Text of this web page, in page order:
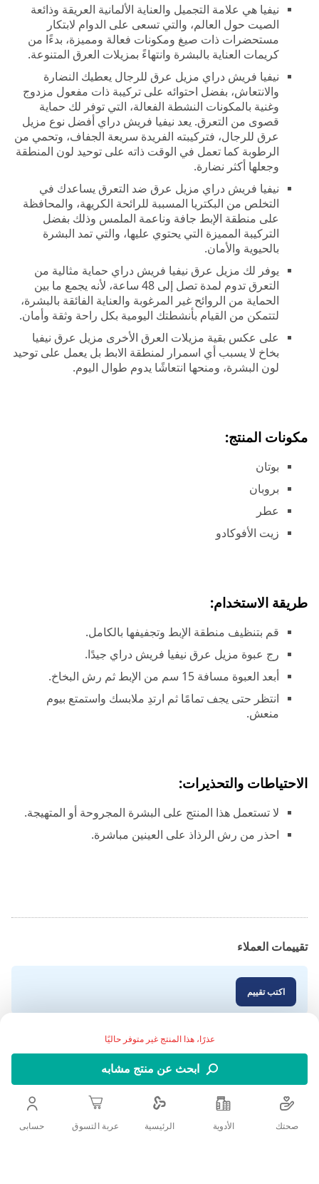
عذرًا، هذا المنتج غير متوفر حاليًا
ابحث عن منتج مشابه
نيفيا هي علامة التجميل والعناية الألمانية العريقة وذائعة
الصيت حول العالم، والتي تسعى على الدوام لابتكار
مستحضرات ذات صيغ ومكونات فعالة ومميزة، بدءًا من
كريمات العناية بالبشرة وانتهاءً بمزيلات العرق المتنوعة.
نيفيا فريش دراي مزيل عرق للرجال يعطيك النضارة
والانتعاش، بفضل احتوائه على تركيبة ذات مفعول مزدوج
وغنية بالمكونات النشطة الفعالة، التي توفر لك حماية
قصوى من التعرق. يعد نيفيا فريش دراي أفضل نوع مزيل
عرق للرجال، فتركيبته الفريدة سريعة الجفاف، وتحمي من
الرطوبة كما تعمل في الوقت ذاته على توحيد لون المنطقة
وجعلها أكثر نضارة.
نيفيا فريش دراي مزيل عرق ضد التعرق يساعدك في
التخلص من البكتريا المسببة للرائحة الكريهة، والمحافظة
على منطقة الإبط جافة وناعمة الملمس وذلك بفضل
التركيبة المميزة التي يحتوي عليها، والتي تمد البشرة
بالحيوية والأمان.
يوفر لك مزيل عرق نيفيا فريش دراي حماية مثالية من
التعرق تدوم لمدة تصل إلى 48 ساعة، لأنه يجمع ما بين
الحماية من الروائح غير المرغوبة والعناية الفائقة بالبشرة،
لتتمكن من القيام بأنشطتك اليومية بكل راحة وثقة وأمان.
على عكس بقية مزيلات العرق الأخرى مزيل عرق نيفيا
بخاخ لا يسبب أي اسمرار لمنطقة الابط بل يعمل على توحيد
لون البشرة، ومنحها انتعاشًا يدوم طوال اليوم.
مكونات المنتج:
بوتان
بروبان
عطر
زيت الأفوكادو
طريقة الاستخدام:
قم بتنظيف منطقة الإبط وتجفيفها بالكامل.
رج عبوة مزيل عرق نيفيا فريش دراي جيدًا.
أبعد العبوة مسافة 15 سم من الإبط ثم رش البخاخ.
انتظر حتى يجف تمامًا ثم ارتدِ ملابسك واستمتع بيوم
منعش.
الاحتياطات والتحذيرات:
لا تستعمل هذا المنتج على البشرة المجروحة أو المتهيجة.
احذر من رش الرذاذ على العينين مباشرة.
تقييمات العملاء
اكتب تقييم
صحتك الأدوية الرئيسية عربة التسوق حسابى